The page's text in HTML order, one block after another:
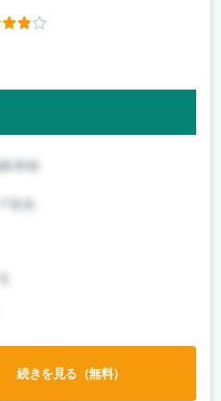
続きを見る（無料）